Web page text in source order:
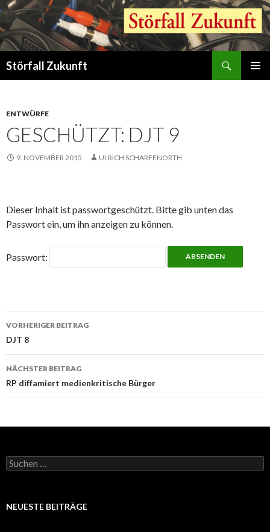
Störfall Zukunft
ENTWÜRFE
GESCHÜTZT: DJT 9
9. NOVEMBER 2015 ULRICH SCHARFENORTH
Dieser Inhalt ist passwortgeschützt. Bitte gib unten das
Passwort ein, um ihn anzeigen zu können.
Passwort:
Beitrags-
Navigation
VORHERIGER BEITRAG
DJT 8
NÄCHSTER BEITRAG
RP diffamiert medienkritische Bürger
Suchen
nach:
NEUESTE BEITRÄGE